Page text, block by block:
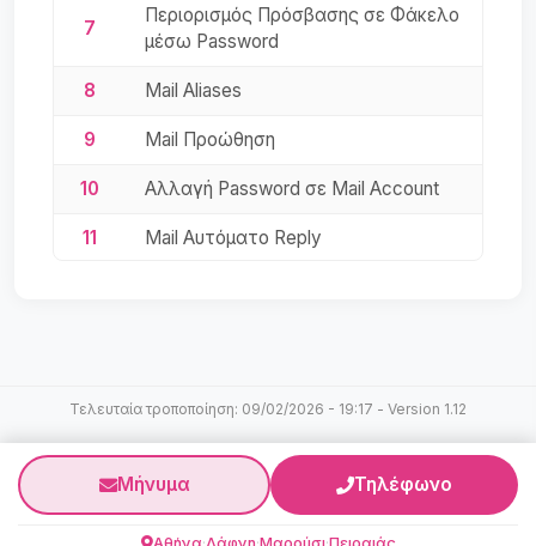
Μήνυμα Τηλέφωνο
7
Περιορισμός Πρόσβασης σε Φάκελο
μέσω Password
8 Mail Aliases
9 Mail Προώθηση
10 Αλλαγή Password σε Mail Account
11 Mail Αυτόματο Reply
Τελευταία τροποποίηση: 09/02/2026 - 19:17 - Version 1.12